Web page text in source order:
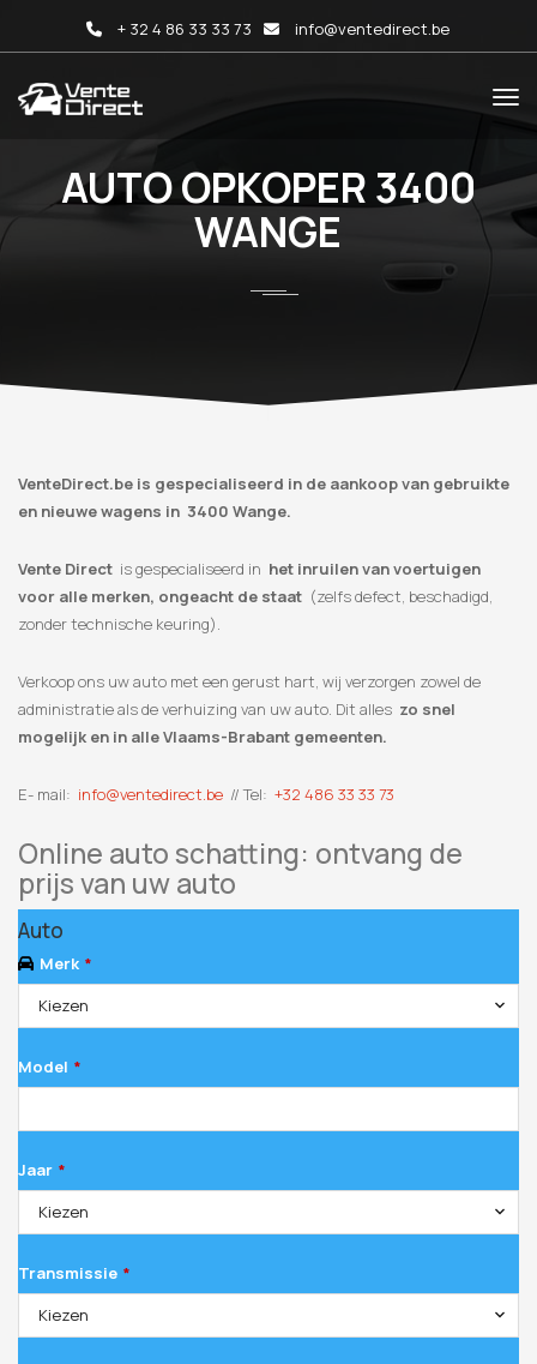
+ 32 4 86 33 33 73 info@ventedirect.be
AUTO OPKOPER 3400
WANGE
VenteDirect.be is gespecialiseerd in de aankoop van gebruikte
en nieuwe wagens in 3400 Wange.
Vente Direct is gespecialiseerd in het inruilen van voertuigen
voor alle merken, ongeacht de staat (zelfs defect, beschadigd,
zonder technische keuring).
Verkoop ons uw auto met een gerust hart, wij verzorgen zowel de
administratie als de verhuizing van uw auto. Dit alles zo snel
mogelijk en in alle Vlaams-Brabant gemeenten.
E- mail: info@ventedirect.be // Tel: +32 486 33 33 73
Online auto schatting: ontvang de
prijs van uw auto
Email
Auto
Merk *
Kiezen
Model *
Jaar *
Kiezen
Transmissie *
Kiezen